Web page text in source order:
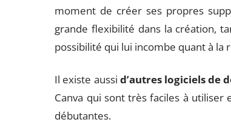
moment de créer ses propres
grande flexibilité dans la création,
possibilité qui lui incombe quant à
Il existe aussi d’autres logiciels de
Canva qui sont très faciles à
débutantes.